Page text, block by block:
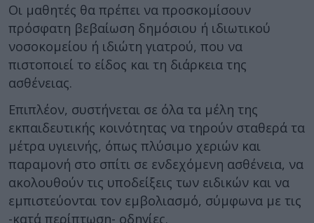
Οι μαθητές θα πρέπει να προσκομίσουν
πρόσφατη βεβαίωση δημόσιου ή ιδιωτικού
νοσοκομείου ή ιδιώτη γιατρού, που να
πιστοποιεί το είδος και τη διάρκεια της
ασθένειας.
Επιπλέον, συστήνεται σε όλα τα μέλη της
εκπαιδευτικής κοινότητας να τηρούν σταθερά τα
μέτρα υγιεινής, όπως πλύσιμο χεριών και
παραμονή στο σπίτι σε ενδεχόμενη ασθένεια, να
ακολουθούν τις υποδείξεις των ειδικών και να
εμπιστεύονται τον εμβολιασμό, σύμφωνα με τις
-κατά περίπτωση- οδηγίες.